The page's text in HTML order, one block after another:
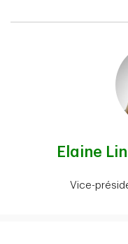
Elaine
Vice-